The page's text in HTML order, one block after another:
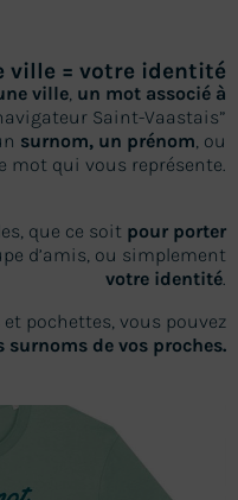
ville = votre identité
ville un mot associé à
Saint-Vaastais”
surnom, un prénom , ou
mot qui vous représente.
que ce soit pour porter
d’amis, ou simplement
votre identité
pochettes, vous pouvez
de vos proches.